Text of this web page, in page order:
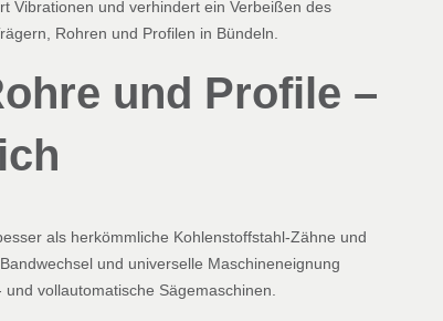
Vibrationen und verhindert ein Verbeißen des
Rohren und Profilen in Bündeln.
und Profile –
als herkömmliche Kohlenstoffstahl-Zähne und
und universelle Maschineneignung
vollautomatische Sägemaschinen.